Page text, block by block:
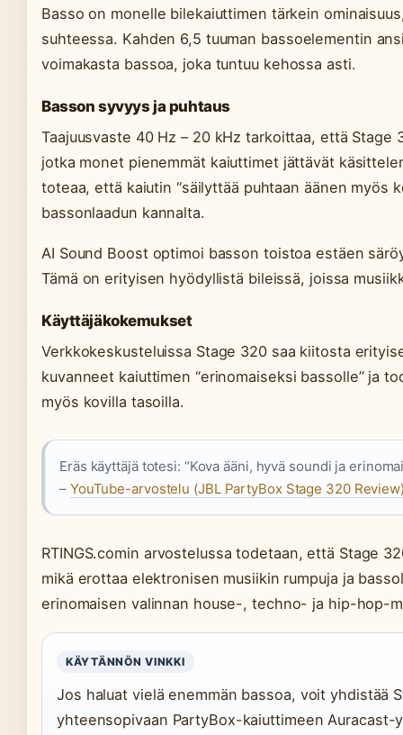
Basso on monelle bilekaiuttimen tärkein
suhteessa. Kahden 6,5 tuuman bassoelementin
voimakasta bassoa, joka tuntuu kehossa asti.
Basson syvyys ja puhtaus
Taajuusvaste 40 Hz – 20 kHz tarkoittaa, että Stage
jotka monet pienemmät kaiuttimet jättävät
toteaa, että kaiutin “säilyttää puhtaan äänen myös
bassonlaadun kannalta.
AI Sound Boost optimoi basson toistoa estäen
Tämä on erityisen hyödyllistä bileissä, joissa
Käyttäjäkokemukset
Verkkokeskusteluissa Stage 320 saa kiitosta
kuvanneet kaiuttimen “erinomaiseksi bassolle” ja
myös kovilla tasoilla.
Eräs käyttäjä totesi: “Kova ääni, hyvä soundi ja
– YouTube-arvostelu (JBL PartyBox Stage 320
RTINGS.comin arvostelussa todetaan, että Stage
mikä erottaa elektronisen musiikin rumpuja ja
erinomaisen valinnan house-, techno- ja hip-hop-
KÄYTÄNNÖN VINKKI
Jos haluat vielä enemmän bassoa, voit yhdistää
yhteensopivaan PartyBox-kaiuttimeen Auracast-